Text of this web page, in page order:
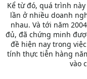
Kể từ đó, quá trình
lần ở nhiều doanh
nhau. Và tới năm
đủ, đã chứng minh
đề hiện nay trong
tính thực tiễn hàng
vào